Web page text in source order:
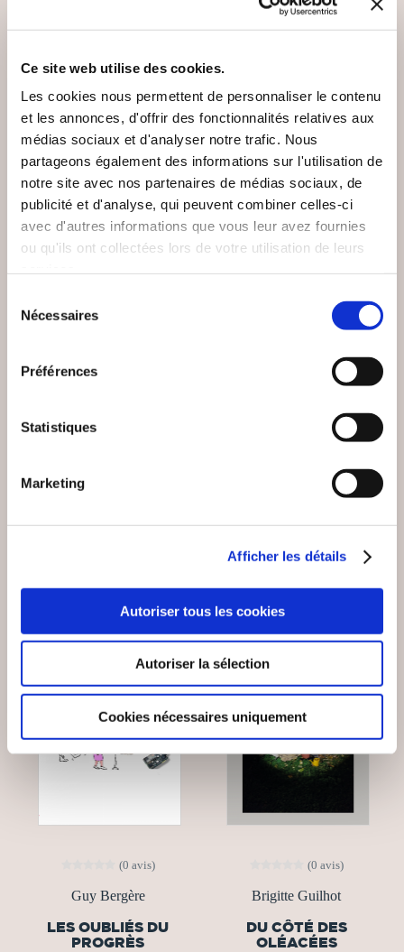
Ce site web utilise des cookies.
Les cookies nous permettent de personnaliser le contenu
et les annonces, d'offrir des fonctionnalités relatives aux
médias sociaux et d'analyser notre trafic. Nous
partageons également des informations sur l'utilisation de
notre site avec nos partenaires de médias sociaux, de
publicité et d'analyse, qui peuvent combiner celles-ci
avec d'autres informations que vous leur avez fournies
ou qu'ils ont collectées lors de votre utilisation de leurs
Nécessaires
Préférences
Statistiques
Marketing
Afficher les détails
Autoriser tous les cookies
Autoriser la sélection
Cookies nécessaires uniquement
NEW
(0 avis)
Patrick BENT
(0 avis)
Guy Bergère
LES OUBLIÉS DU
PROGRÈS
(0 avis)
Brigitte Guilhot
DU CÔTÉ DES
OLÉACÉES